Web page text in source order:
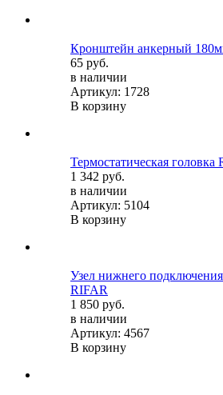
Кронштейн анкерный
65 руб.
в наличии
Артикул: 1728
В корзину
Термостатическая головка
1 342 руб.
в наличии
Артикул: 5104
В корзину
Узел нижнего
RIFAR
1 850 руб.
в наличии
Артикул: 4567
В корзину